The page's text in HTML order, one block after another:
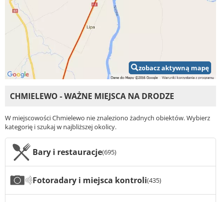
zobacz aktywną mapę
CHMIELEWO - WAŻNE MIEJSCA NA DRODZE
W miejscowości Chmielewo nie znaleziono żadnych obiektów. Wybierz
kategorię i szukaj w najbliższej okolicy.
Bary i restauracje(695)
Fotoradary i miejsca kontroli(435)